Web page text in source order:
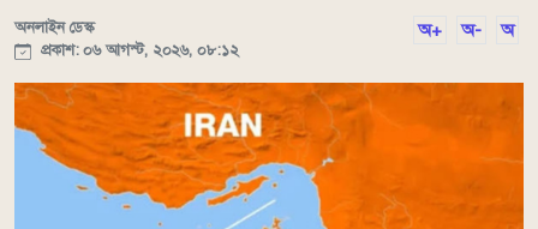
অনলাইন ডেস্ক
প্রকাশ: ০৬ আগস্ট, ২০২৬, ০৮:১২
অ+ অ- অ